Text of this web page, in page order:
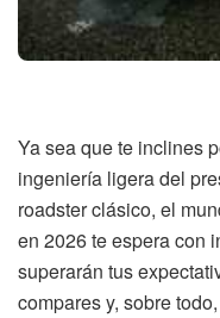
Ya sea que te inclines
ingeniería ligera del
roadster clásico, el
en 2026 te espera con
superarán tus
compares y, sobre